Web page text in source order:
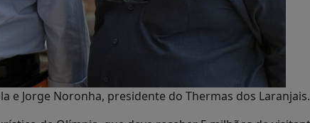
e Jorge Noronha, presidente do Thermas dos Laranjais.